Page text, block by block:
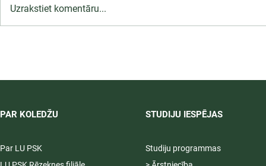
12.09.2026.
Uzrakstiet komentāru...
PAR KOLEDŽU
Par LU PSK
STUDIJU IESPĒJAS
Studiju programmas